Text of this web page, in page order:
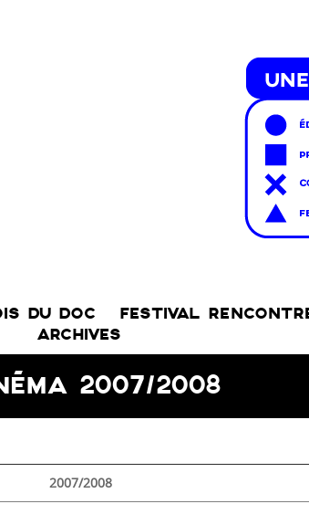
DU DOC FESTIVAL
ARCHIVES
2007/2008
2007/2008